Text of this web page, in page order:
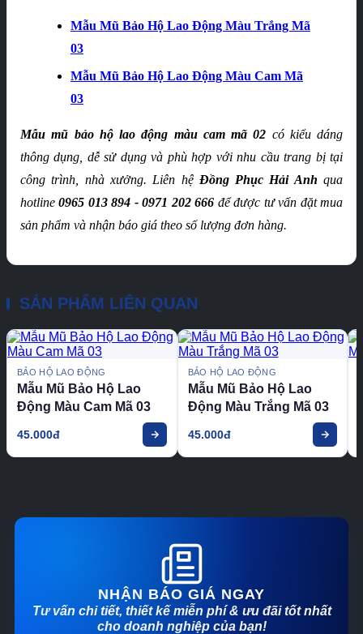
Mẫu Mũ Bảo Hộ Lao Động Màu Trắng Mã
03
Mẫu Mũ Bảo Hộ Lao Động Màu Cam Mã
03
Mẫu mũ bảo hộ lao động màu cam mã 02 có kiểu dáng
thông dụng, dễ sử dụng và phù hợp với nhu cầu trang bị tại
công trình, nhà xưởng. Liên hệ Đồng Phục Hải Anh qua
hotline 0965 013 894 - 0971 202 666 để được tư vấn đặt mua
sản phẩm và nhận báo giá theo số lượng đơn hàng.
SẢN PHẨM LIÊN QUAN
BẢO HỘ LAO ĐỘNG
Mẫu Mũ Bảo Hộ Lao
Động Màu Cam Mã 03
45.000đ
BẢO HỘ LAO ĐỘNG
Mẫu Mũ Bảo Hộ Lao
Động Màu Trắng Mã 03
45.000đ
NHẬN BÁO GIÁ NGAY
Tư vấn chi tiết, thiết kế miễn phí & ưu đãi tốt nhất
cho doanh nghiệp của bạn!